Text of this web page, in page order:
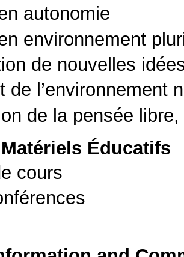
autonomie
environnement
de nouvelles
de l’environnement
de la pensée
Éducatifs
cours